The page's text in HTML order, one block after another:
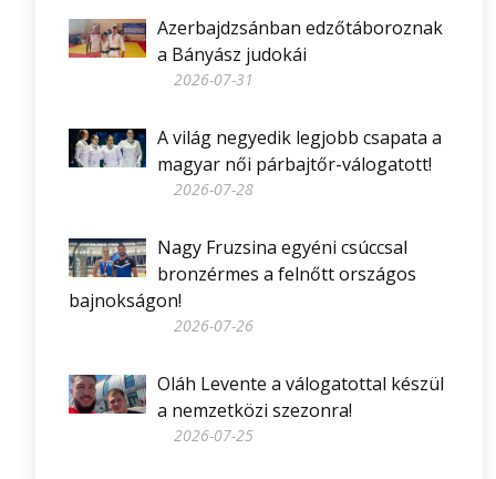
Azerbajdzsánban edzőtáboroznak
a Bányász judokái
2026-07-31
A világ negyedik legjobb csapata a
magyar női párbajtőr-válogatott!
2026-07-28
Nagy Fruzsina egyéni csúccsal
bronzérmes a felnőtt országos
bajnokságon!
2026-07-26
Oláh Levente a válogatottal készül
a nemzetközi szezonra!
2026-07-25